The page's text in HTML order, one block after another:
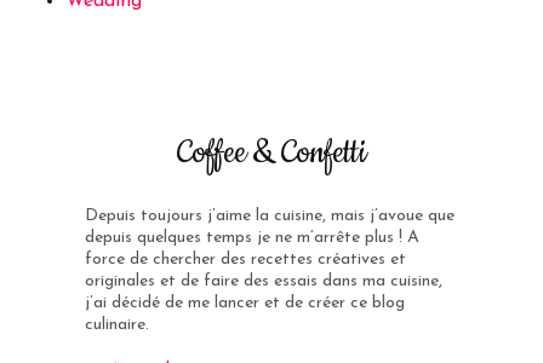
Coffee & Confetti
Depuis toujours j’aime la cuisine, mais j’avoue que
depuis quelques temps je ne m’arrête plus ! A
force de chercher des recettes créatives et
originales et de faire des essais dans ma cuisine,
j’ai décidé de me lancer et de créer ce blog
culinaire.